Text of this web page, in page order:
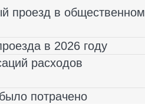
проезд в общественном
в 2026 году
расходов
потрачено